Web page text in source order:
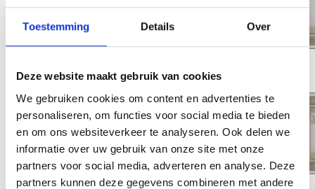
Toestemming Details Over
Deze website maakt gebruik van cookies
We gebruiken cookies om content en advertenties te
personaliseren, om functies voor social media te bieden
en om ons websiteverkeer te analyseren. Ook delen we
informatie over uw gebruik van onze site met onze
partners voor social media, adverteren en analyse. Deze
partners kunnen deze gegevens combineren met andere
Cazadora
460 E 2,3
Tabbert
Cazadora
490 TD
2,3